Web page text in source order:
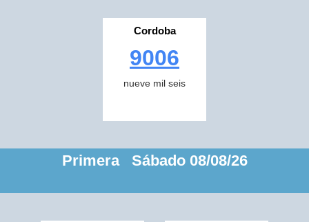
Cordoba
9006
nueve mil seis
Primera Sábado 08/08/26